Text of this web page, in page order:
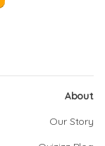
About
Our Story